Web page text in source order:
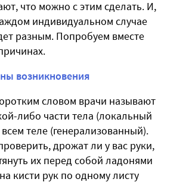
что можно с этим сделать. И,
индивидуальном случае
разным. Попробуем вместе
возникновения
словом врачи называют
либо части тела (локальный
теле (генерализованный).
дрожат ли у вас руки,
их перед собой ладонями
кисти рук по одному листу